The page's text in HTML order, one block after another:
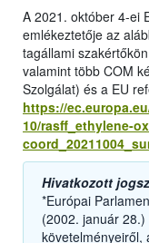
A 2021. október 4-ei
emlékeztetője az
tagállami
valamint több COM
Szolgálat) és a EU
https://
10/rasff_ethylene-
Hivatkozott
*Európai
(2002. január
követelményeiről,